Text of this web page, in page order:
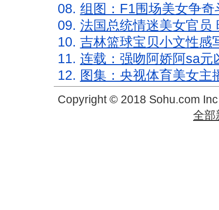
08. 组图：F1围场美女争
09. 法国总统情迷美女官员
10. 吉林篮球宝贝小文性感
11. 连载：强吻阿娇阿sa元
12. 图集：央视体育美女主
Copyright © 2018 Sohu.com
全部